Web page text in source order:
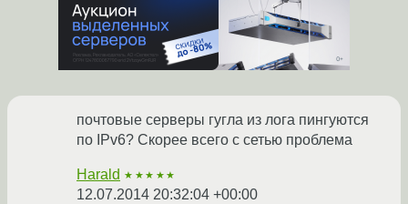
почтовые серверы гугла из лога пингуются
по IPv6? Скорее всего с сетью проблема
Harald ★★★★★
12.07.2014 20:32:04 +00:00